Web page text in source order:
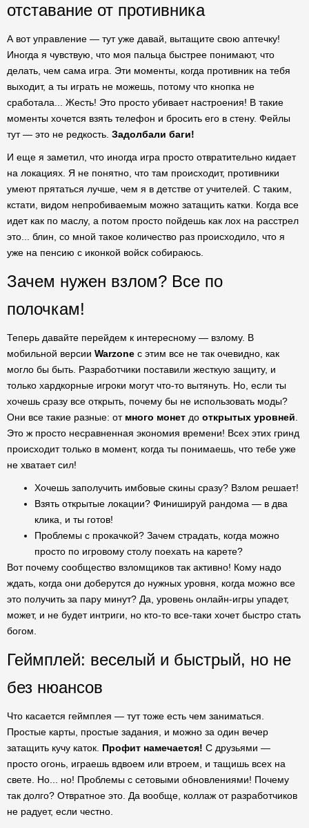
отставание от противника
А вот управление — тут уже давай, вытащите свою аптечку!
Иногда я чувствую, что моя пальца быстрее понимают, что
делать, чем сама игра. Эти моменты, когда противник на тебя
выходит, а ты играть не можешь, потому что кнопка не
сработала... Жесть! Это просто убивает настроения! В такие
моменты хочется взять телефон и бросить его в стену. Фейлы
тут — это не редкость. Задолбали баги!
И еще я заметил, что иногда игра просто отвратительно кидает
на локациях. Я не понятно, что там происходит, противники
умеют прятаться лучше, чем я в детстве от учителей. С таким,
кстати, видом непробиваемым можно затащить катки. Когда все
идет как по маслу, а потом просто пойдешь как лох на расстрел
это... блин, со мной такое количество раз происходило, что я
уже на пенсию с иконкой войск собираюсь.
Зачем нужен взлом? Все по
полочкам!
Теперь давайте перейдем к интересному — взлому. В
мобильной версии Warzone с этим все не так очевидно, как
могло бы быть. Разработчики поставили жесткую защиту, и
только хардкорные игроки могут что-то вытянуть. Но, если ты
хочешь сразу все открыть, почему бы не использовать моды?
Они все такие разные: от много монет до открытых уровней
Это ж просто несравненная экономия времени! Всех этих гринд
происходит только в момент, когда ты понимаешь, что тебе уже
не хватает сил!
Хочешь заполучить имбовые скины сразу? Взлом решает!
Взять открытые локации? Финишируй рандома — в два
клика, и ты готов!
Проблемы с прокачкой? Зачем страдать, когда можно
просто по игровому столу поехать на карете?
Вот почему сообщество взломщиков так активно! Кому надо
ждать, когда они доберутся до нужных уровня, когда можно все
это получить за пару минут? Да, уровень онлайн-игры упадет,
может, и не будет интриги, но кто-то все-таки хочет быстро стать
богом.
Геймплей: веселый и быстрый, но не
без нюансов
Что касается геймплея — тут тоже есть чем заниматься.
Простые карты, простые задания, и можно за один вечер
затащить кучу каток. Профит намечается! С друзьями —
просто огонь, играешь вдвоем или втроем, и тащишь всех на
свете. Но... но! Проблемы с сетовыми обновлениями! Почему
так долго? Отвратное это. Да вообще, коллаж от разработчиков
не радует, если честно.